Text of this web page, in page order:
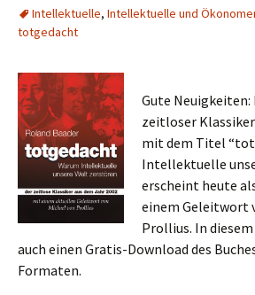
Intellektuelle, Intellektuelle und
totgedacht
Gute Neuigkeiten:
zeitloser
mit dem Titel
Intellektuelle
erscheint heute
einem Geleitwort
Prollius. In
auch einen Gratis-Download des
Formaten.